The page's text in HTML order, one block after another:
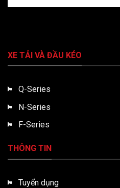
XE TẢI VÀ ĐẦU KÉO
Q-Series
N-Series
F-Series
THÔNG TIN
Tuyển dụng